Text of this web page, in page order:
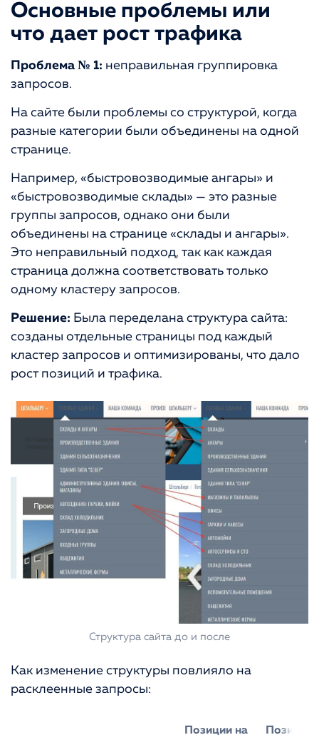
Основные проблемы или
что дает рост трафика
Проблема № 1: неправильная группировка
запросов.
На сайте были проблемы со структурой, когда
разные категории были объединены на одной
странице.
Например, «быстровозводимые ангары» и
«быстровозводимые склады» — это разные
группы запросов, однако они были
объединены на странице «склады и ангары».
Это неправильный подход, так как каждая
страница должна соответствовать только
одному кластеру запросов.
Решение: Была переделана структура сайта:
созданы отдельные страницы под каждый
кластер запросов и оптимизированы, что дало
рост позиций и трафика.
Структура сайта до и после
Как изменение структуры повлияло на
расклеенные запросы:
Позиции на Позиции